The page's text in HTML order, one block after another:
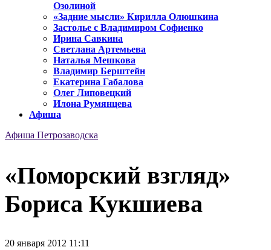
Озолиной
«Задние мысли» Кирилла Олюшкина
Застолье с Владимиром Софиенко
Ирина Савкина
Светлана Артемьева
Наталья Мешкова
Владимир Берштейн
Екатерина Габалова
Олег Липовецкий
Илона Румянцева
Афиша
Афиша Петрозаводска
«Поморский взгляд»
Бориса Кукшиева
20 января 2012 11:11